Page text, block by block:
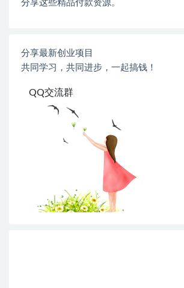
分享这些精品付款资源。
分享最新创业项目
共同学习，共同进步，一起搞钱！
QQ交流群